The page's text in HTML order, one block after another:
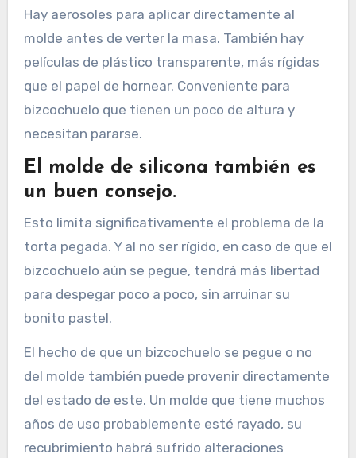
Hay aerosoles para aplicar directamente al
molde antes de verter la masa. También hay
películas de plástico transparente, más rígidas
que el papel de hornear. Conveniente para
bizcochuelo que tienen un poco de altura y
necesitan pararse.
El molde de silicona también es
un buen consejo.
Esto limita significativamente el problema de la
torta pegada. Y al no ser rígido, en caso de que el
bizcochuelo aún se pegue, tendrá más libertad
para despegar poco a poco, sin arruinar su
bonito pastel.
El hecho de que un bizcochuelo se pegue o no
del molde también puede provenir directamente
del estado de este. Un molde que tiene muchos
años de uso probablemente esté rayado, su
recubrimiento habrá sufrido alteraciones